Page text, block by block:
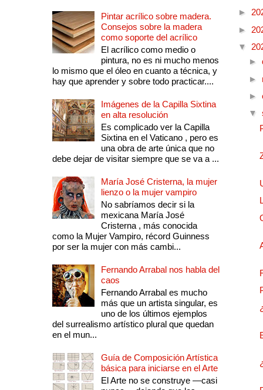
Pintar acrílico sobre madera.
Consejos sobre la madera
como soporte del acrílico
El acrílico como medio o
pintura, no es ni mucho menos
lo mismo que el óleo en cuanto a técnica, y
hay que aprender y sobre todo practicar....
Imágenes de la Capilla Sixtina
en alta resolución
Es complicado ver la Capilla
Sixtina en el Vaticano , pero es
una obra de arte única que no
debe dejar de visitar siempre que se va a ...
María José Cristerna, la mujer
lienzo o la mujer vampiro
No sabríamos decir si la
mexicana María José
Cristerna , más conocida
como la Mujer Vampiro, récord Guinness
por ser la mujer con más cambi...
Fernando Arrabal nos habla del
caos
Fernando Arrabal es mucho
más que un artista singular, es
uno de los últimos ejemplos
del surrealismo artístico plural que quedan
en el mun...
Guía de Composición Artística
básica para iniciarse en el Arte
El Arte no se construye —casi
►
►
▼
►
►
►
▼